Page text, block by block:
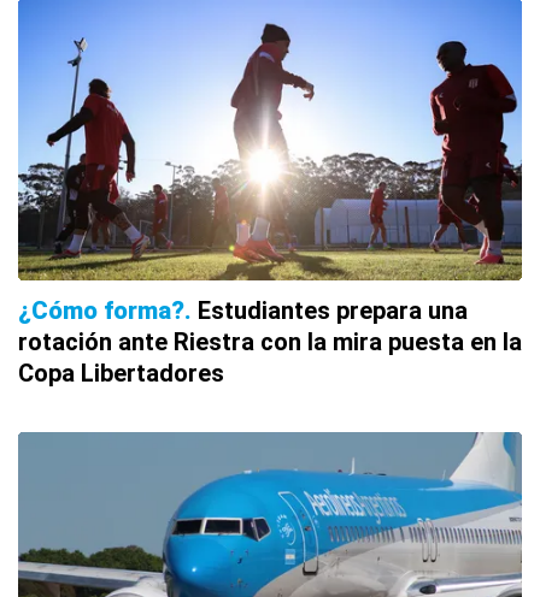
¿Cómo forma? Estudiantes prepara una
rotación ante Riestra con la mira puesta en la
Copa Libertadores